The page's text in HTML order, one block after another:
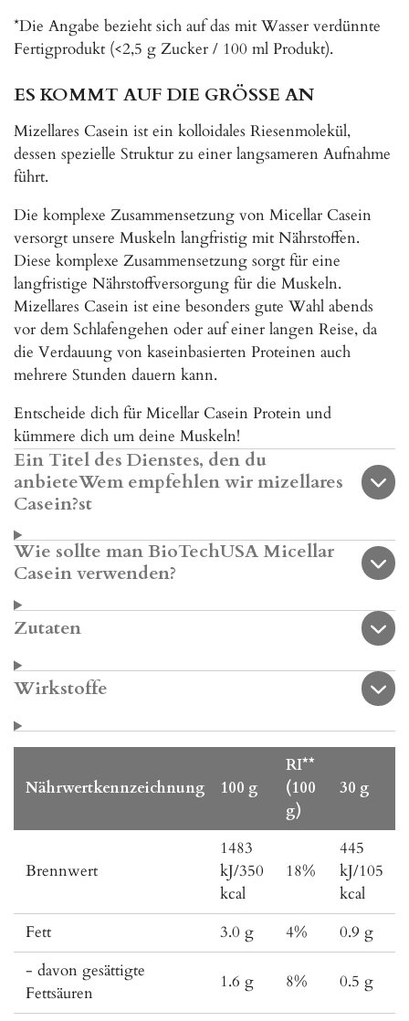
*Die Angabe bezieht sich auf das mit Wasser verdünnte
Fertigprodukt (<2,5 g Zucker / 100 ml Produkt).
ES KOMMT AUF DIE GRÖSSE AN
Mizellares Casein ist ein kolloidales Riesenmolekül,
dessen spezielle Struktur zu einer langsameren Aufnahme
führt.
Die komplexe Zusammensetzung von Micellar Casein
versorgt unsere Muskeln langfristig mit Nährstoffen.
Diese komplexe Zusammensetzung sorgt für eine
langfristige Nährstoffversorgung für die Muskeln.
Mizellares Casein ist eine besonders gute Wahl abends
vor dem Schlafengehen oder auf einer langen Reise, da
die Verdauung von kaseinbasierten Proteinen auch
mehrere Stunden dauern kann.
Entscheide dich für Micellar Casein Protein und
kümmere dich um deine Muskeln!
Ein Titel des Dienstes, den du
anbieteWem empfehlen wir mizellares
Casein?st
Wie sollte man BioTechUSA Micellar
Casein verwenden?
Zutaten
Wirkstoffe
Nährwertkennzeichnung 100 g
RI**
(100
g)
30 g
Brennwert
1483
kJ/350
kcal
18%
445
kJ/105
kcal
Fett
3.0 g 4%
0.9 g
- davon gesättigte
Fettsäuren
1.6 g 8% 0.5 g